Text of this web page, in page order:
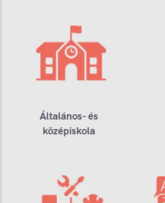
Általános- és
középiskola